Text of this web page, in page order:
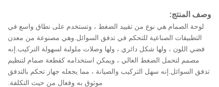
وصف المنتج:
لوحة الصمام هي نوع من تقييد الضغط ، وتستخدم على نطاق واسع في
التطبيقات الصناعية للتحكم في تدفق السوائل.وهي مصنوعة من معدن
فضي اللون ، ولها شكل دائري ، ولها وصلات ملولبة لسهولة التركيب.إنه
مصمم لتحمل الضغط العالي ، ويمكن استخدامه كقطعة صمام لتنظيم
تدفق السوائل.إنه سهل التركيب والصيانة ، مما يجعله جهاز تحكم بالتدفق
موثوق به وفعال من حيث التكلفة.